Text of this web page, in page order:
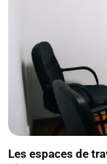
Les espaces de